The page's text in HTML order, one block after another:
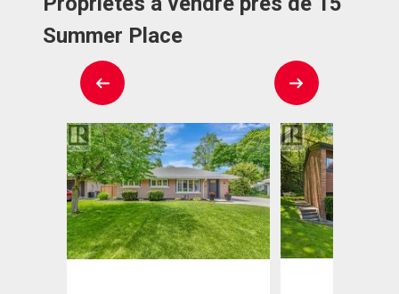
Summer Place